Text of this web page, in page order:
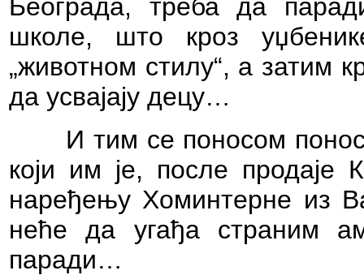
Београда, треба да
школе, што кроз
„животном стилу“, а затим
да усвајају децу…
И тим се поносом
који им је, после продаје
наређењу Хоминтерне из
неће да угађа страним
паради…